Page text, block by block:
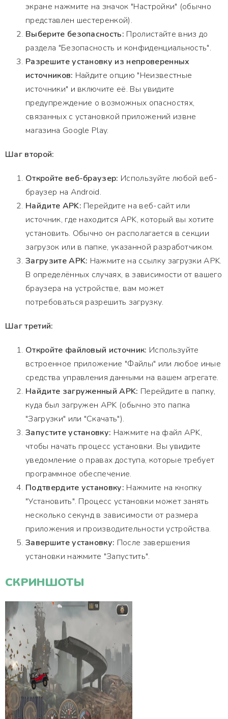
экране нажмите на значок "Настройки" (обычно
представлен шестеренкой).
Выберите безопасность: Пролистайте вниз до
раздела "Безопасность и конфиденциальность".
Разрешите установку из непроверенных
источников: Найдите опцию "Неизвестные
источники" и включите её. Вы увидите
предупреждение о возможных опасностях,
связанных с установкой приложений извне
магазина Google Play.
Шаг второй:
Откройте веб-браузер: Используйте любой веб-
браузер на Android.
Найдите APK: Перейдите на веб-сайт или
источник, где находится APK, который вы хотите
установить. Обычно он располагается в секции
загрузок или в папке, указанной разработчиком.
Загрузите APK: Нажмите на ссылку загрузки APK.
В определённых случаях, в зависимости от вашего
браузера на устройстве, вам может
потребоваться разрешить загрузку.
Шаг третий:
Откройте файловый источник: Используйте
встроенное приложение "Файлы" или любое иные
средства управления данными на вашем агрегате.
Найдите загруженный APK: Перейдите в папку,
куда был загружен APK (обычно это папка
"Загрузки" или "Скачать").
Запустите установку: Нажмите на файл APK,
чтобы начать процесс установки. Вы увидите
уведомление о правах доступа, которые требует
программное обеспечение.
Подтвердите установку: Нажмите на кнопку
"Установить". Процесс установки может занять
несколько секунд в зависимости от размера
приложения и производительности устройства.
Завершите установку: После завершения
установки нажмите "Запустить".
СКРИНШОТЫ